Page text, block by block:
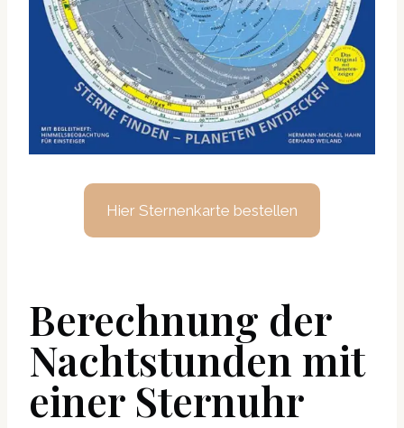
Hier Sternenkarte bestellen
Berechnung der
Nachtstunden mit
einer Sternuhr